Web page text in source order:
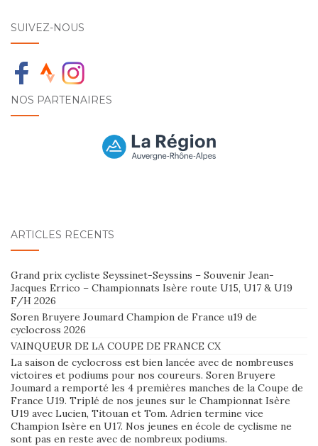
SUIVEZ-NOUS
NOS PARTENAIRES
ARTICLES RÉCENTS
Grand prix cycliste Seyssinet-Seyssins – Souvenir Jean-
Jacques Errico – Championnats Isère route U15, U17 & U19
F/H 2026
Soren Bruyere Joumard Champion de France u19 de
cyclocross 2026
VAINQUEUR DE LA COUPE DE FRANCE CX
La saison de cyclocross est bien lancée avec de nombreuses
victoires et podiums pour nos coureurs. Soren Bruyere
Joumard a remporté les 4 premières manches de la Coupe de
France U19. Triplé de nos jeunes sur le Championnat Isère
U19 avec Lucien, Titouan et Tom. Adrien termine vice
Champion Isère en U17. Nos jeunes en école de cyclisme ne
sont pas en reste avec de nombreux podiums.